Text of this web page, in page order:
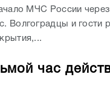
МЧС России
Волгоградцы и гости
час